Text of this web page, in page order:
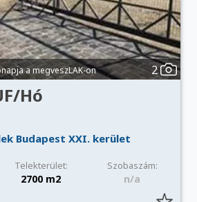
a megveszLAK-on 2
Hó
Budapest XXI. kerület
Telekterület: Szobaszám:
2700 m2 n/a